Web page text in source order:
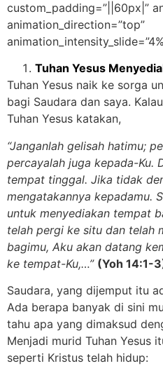
custom_padding=”||60px|”
animation_direction=”top”
Tuhan Yesus
Tuhan Yesus naik ke sorga
bagi Saudara dan saya.
Tuhan Yesus katakan,
“Janganlah gelisah hatimu;
percayalah juga kepada-Ku.
tempat tinggal. Jika tidak
mengatakannya kepadamu.
untuk menyediakan tempat
telah pergi ke situ dan telah
bagimu, Aku akan datang
ke tempat-Ku,…” (Yoh 14:1-
Saudara, yang dijemput itu
Ada berapa banyak di sini
tahu apa yang dimaksud
Menjadi murid Tuhan Yesus
seperti Kristus telah hidup: